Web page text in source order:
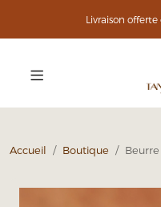
Livraison
Accueil / Boutique / Beurre